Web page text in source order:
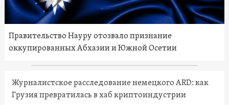
Правительство Науру отозвало признание
оккупированных Абхазии и Южной Осетии
Журналистское расследование немецкого ARD: как
Грузия превратилась в хаб криптоиндустрии